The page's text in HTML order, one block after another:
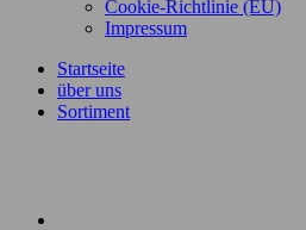
Cookie-Richtlinie (EU)
Impressum
Startseite
über uns
Sortiment